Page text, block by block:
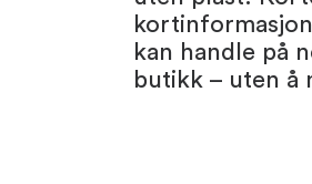
kan handle på
butikk – uten å